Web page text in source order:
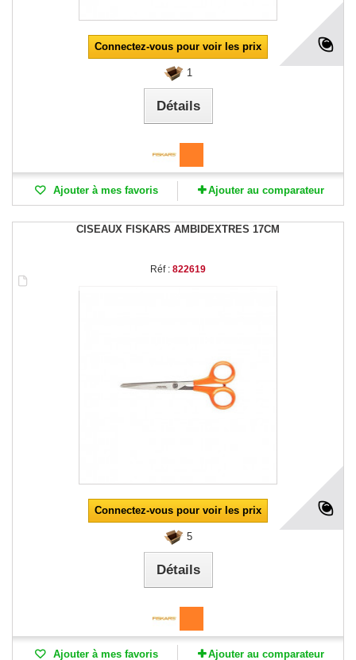
Connectez-vous pour voir les prix
1
Détails
Ajouter à mes favoris Ajouter au comparateur
CISEAUX FISKARS AMBIDEXTRES 17CM
Réf : 822619
Connectez-vous pour voir les prix
5
Détails
Ajouter à mes favoris Ajouter au comparateur